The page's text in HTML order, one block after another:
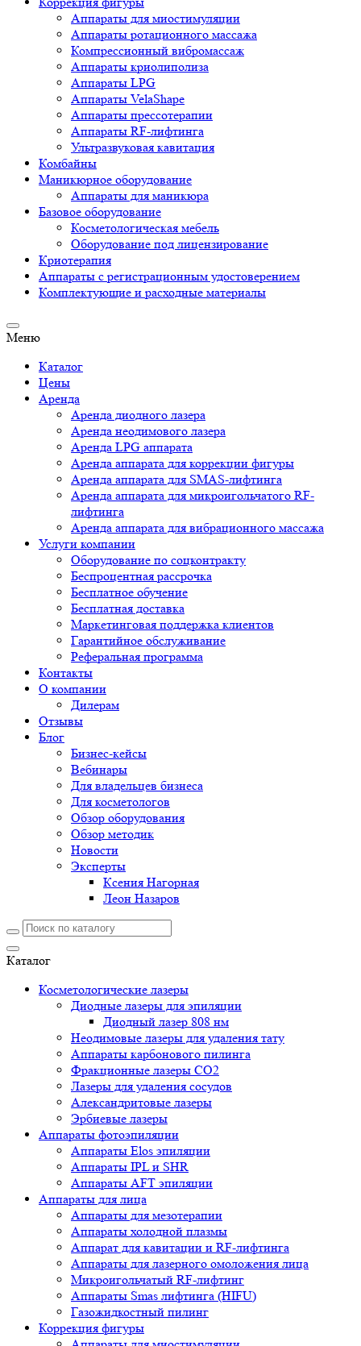
Аппараты для миостимуляции
Аппараты ротационного массажа
Компрессионный вибромассаж
Аппараты криолиполиза
Аппараты LPG
Аппараты VelaShape
Аппараты прессотерапии
Аппараты RF-лифтинга
Ультразвуковая кавитация
Комбайны
Маникюрное оборудование
Аппараты для маникюра
Базовое оборудование
Косметологическая мебель
Оборудование под лицензирование
Криотерапия
Аппараты c регистрационным удостоверением
Комплектующие и расходные материалы
Меню
Каталог
Цены
Аренда
Аренда диодного лазера
Аренда неодимового лазера
Аренда LPG аппарата
Аренда аппарата для коррекции фигуры
Аренда аппарата для SMAS-лифтинга
Аренда аппарата для микроигольчатого RF-
лифтинга
Аренда аппарата для вибрационного массажа
Услуги компании
Оборудование по соцконтракту
Беспроцентная рассрочка
Бесплатное обучение
Бесплатная доставка
Маркетинговая поддержка клиентов
Гарантийное обслуживание
Реферальная программа
Контакты
О компании
Дилерам
Отзывы
Блог
Бизнес-кейсы
Вебинары
Для владельцев бизнеса
Для косметологов
Обзор оборудования
Обзор методик
Новости
Эксперты
Ксения Нагорная
Леон Назаров
Каталог
Косметологические лазеры
Диодные лазеры для эпиляции
Диодный лазер 808 нм
Неодимовые лазеры для удаления тату
Аппараты карбонового пилинга
Фракционные лазеры CO2
Лазеры для удаления сосудов
Александритовые лазеры
Эрбиевые лазеры
Аппараты фотоэпиляции
Аппараты Elos эпиляции
Аппараты IPL и SHR
Аппараты AFT эпиляции
Аппараты для лица
Аппараты для мезотерапии
Аппараты холодной плазмы
Аппарат для кавитации и RF-лифтинга
Аппараты для лазерного омоложения лица
Микроигольчатый RF-лифтинг
Аппараты Smas лифтинга (HIFU)
Газожидкостный пилинг
Коррекция фигуры